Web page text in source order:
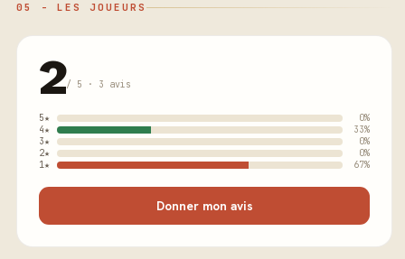
05 - LES JOUEURS
2/ 5 · 3 avis
5★
0%
4★
33%
3★
0%
2★
0%
1★
67%
Donner mon avis